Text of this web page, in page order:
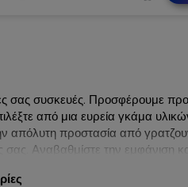
σας συσκευές. Προσφέρουμε
από μια ευρεία γκάμα
απόλυτη προστασία από
Αναβαθμίστε την εμφάνιση